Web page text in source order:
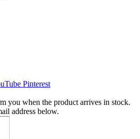
Pinterest
you when the product arrives in stock.
address below.